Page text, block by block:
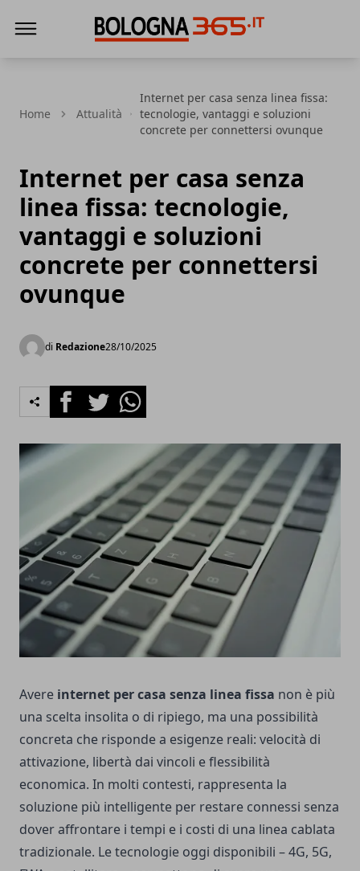
Home Attualità
Internet per casa senza linea fissa:
tecnologie, vantaggi e soluzioni
concrete per connettersi ovunque
Internet per casa senza
linea fissa: tecnologie,
vantaggi e soluzioni
concrete per connettersi
ovunque
di Redazione28/10/2025
FacebookTwitterWhatsapp
Avere internet per casa senza linea fissa non è più
una scelta insolita o di ripiego, ma una possibilità
concreta che risponde a esigenze reali: velocità di
attivazione, libertà dai vincoli e flessibilità
economica. In molti contesti, rappresenta la
soluzione più intelligente per restare connessi senza
dover affrontare i tempi e i costi di una linea cablata
tradizionale. Le tecnologie oggi disponibili – 4G, 5G,